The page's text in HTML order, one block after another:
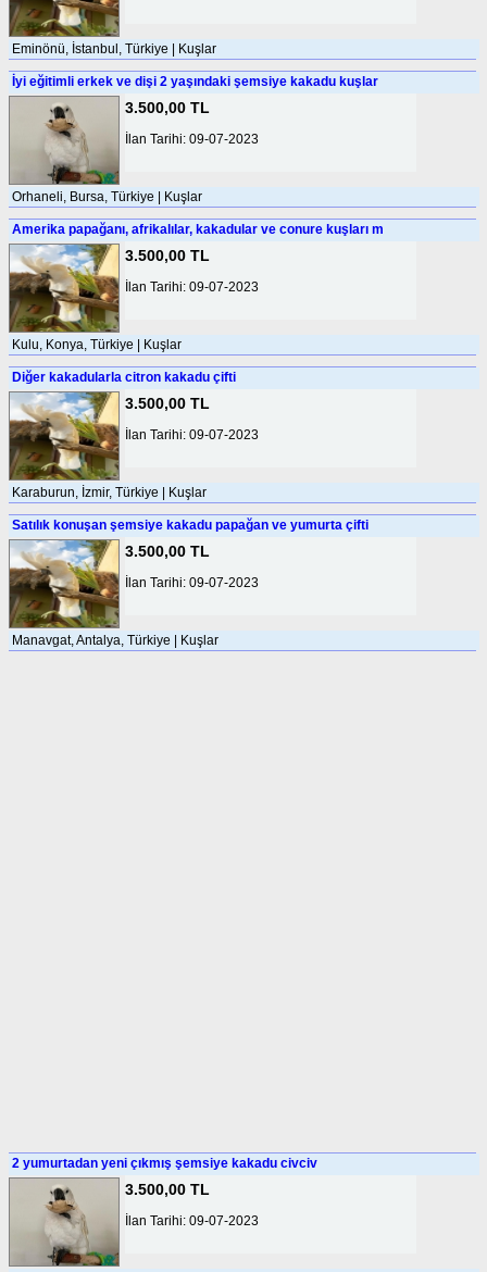
Eminönü, İstanbul, Türkiye | Kuşlar
İyi eğitimli erkek ve dişi 2 yaşındaki şemsiye kakadu kuşlar
3.500,00 TL
İlan Tarihi: 09-07-2023
Orhaneli, Bursa, Türkiye | Kuşlar
Amerika papağanı, afrikalılar, kakadular ve conure kuşları m
3.500,00 TL
İlan Tarihi: 09-07-2023
Kulu, Konya, Türkiye | Kuşlar
Diğer kakadularla citron kakadu çifti
3.500,00 TL
İlan Tarihi: 09-07-2023
Karaburun, İzmir, Türkiye | Kuşlar
Satılık konuşan şemsiye kakadu papağan ve yumurta çifti
3.500,00 TL
İlan Tarihi: 09-07-2023
Manavgat, Antalya, Türkiye | Kuşlar
2 yumurtadan yeni çıkmış şemsiye kakadu civciv
3.500,00 TL
İlan Tarihi: 09-07-2023